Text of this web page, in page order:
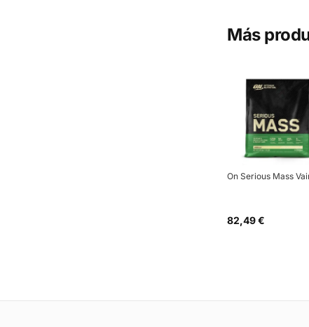
Más
On Serious Mass
82,49 €